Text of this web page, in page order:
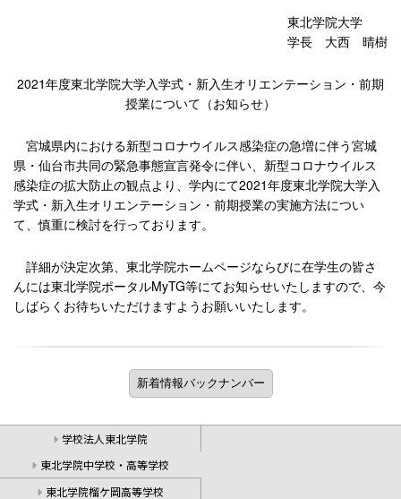
東北学院大学
学長 大西 晴樹
2021年度東北学院大学入学式・新入生オリエンテーション・前期
授業について（お知らせ）
宮城県内における新型コロナウイルス感染症の急増に伴う宮城
県・仙台市共同の緊急事態宣言発令に伴い、新型コロナウイルス
感染症の拡大防止の観点より、学内にて2021年度東北学院大学入
学式・新入生オリエンテーション・前期授業の実施方法につい
て、慎重に検討を行っております。
詳細が決定次第、東北学院ホームページならびに在学生の皆さ
んには東北学院ポータルMyTG等にてお知らせいたしますので、今
しばらくお待ちいただけますようお願いいたします。
学校法人東北学院
東北学院中学校・高等学校
東北学院榴ケ岡高等学校